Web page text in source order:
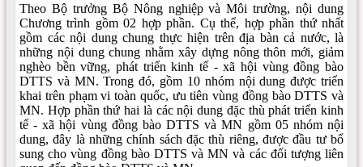
Theo Bộ trưởng Bộ Nông nghiệp và Môi trường, nội dung
Chương trình gồm 02 hợp phần. Cụ thể, hợp phần thứ nhất
gồm các nội dung chung thực hiện trên địa bàn cả nước, là
những nội dung chung nhằm xây dựng nông thôn mới, giảm
nghèo bền vững, phát triển kinh tế - xã hội vùng đồng bào
DTTS và MN. Trong đó, gồm 10 nhóm nội dung được triển
khai trên phạm vi toàn quốc, ưu tiên vùng đồng bào DTTS và
MN. Hợp phần thứ hai là các nội dung đặc thù phát triển kinh
tế - xã hội vùng đồng bào DTTS và MN gồm 05 nhóm nội
dung, đây là những chính sách đặc thù riêng, được đầu tư bổ
sung cho vùng đồng bào DTTS và MN và các đối tượng liên